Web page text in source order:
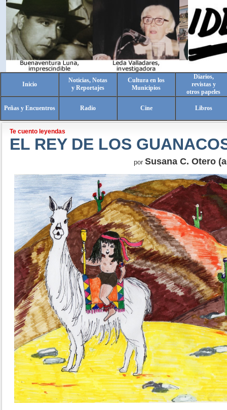
Inicio
Noticias, Notas
y Reportajes
Cultura en los
Municipios
Diarios,
revistas y
otros papeles
Peñas y Encuentros Radio Cine Libros
Te cuento leyendas
EL REY DE LOS
por Susana C. Otero